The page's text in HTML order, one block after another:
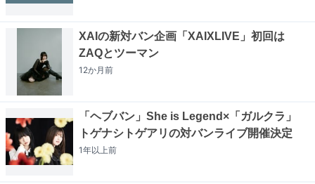
XAIの新対バン企画「XAIXLIVE」初回は
ZAQとツーマン
12か月前
「ヘブバン」She is Legend×「ガルクラ」
トゲナシトゲアリの対バンライブ開催決定
1年以上前